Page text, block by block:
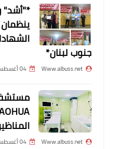
*الديمقراطية
قياديا من حز~ب
الاولى*
*"أشد"
جنوب لبنان*
Www.albuss.net 04 أغسطس 2026
Www.albuss.net 04 أغسطس 2026